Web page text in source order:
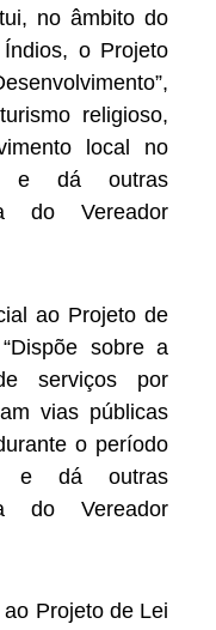
no âmbito do
o Projeto
religioso,
local no
e dá outras
do Vereador
ao Projeto de
sobre a
serviços por
vias públicas
o período
e dá outras
do Vereador
Projeto de Lei